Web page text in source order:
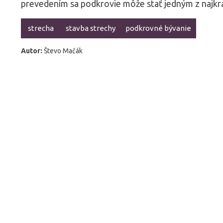
prevedením sa podkrovie môže stať jedným z
strecha stavba strechy podkrovné bývanie
Autor: Števo Mačák